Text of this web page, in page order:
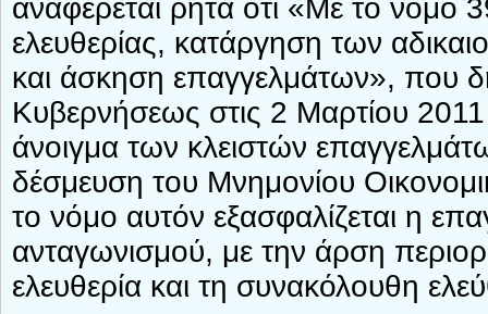
αναφέρεται ρητά ότι «Με το νόμο
ελευθερίας, κατάργηση των
και άσκηση επαγγελμάτων», που
Κυβερνήσεως στις 2 Μαρτίου
άνοιγμα των κλειστών
δέσμευση του Μνημονίου
το νόμο αυτόν εξασφαλίζεται η
ανταγωνισμού, με την άρση
ελευθερία και τη συνακόλουθη